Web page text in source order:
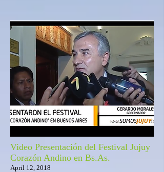
Video Presentación del Festival Jujuy
Corazón Andino en Bs.As.
April 12, 2018